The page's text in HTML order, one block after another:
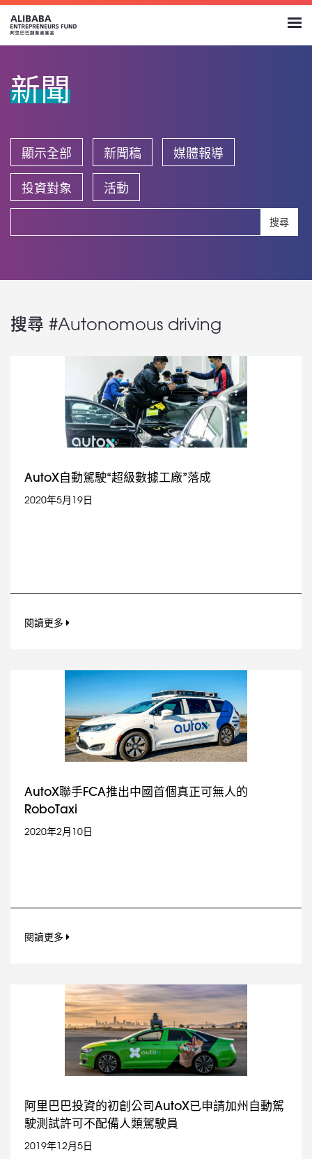
新聞
顯示全部 新聞稿 媒體報導
投資對象 活動
搜尋
搜尋 #Autonomous driving
AutoX自動駕駛“超級數據工廠”落成
2020年5月19日
閱讀更多
AutoX聯手FCA推出中國首個真正可無人的
RoboTaxi
2020年2月10日
閱讀更多
阿里巴巴投資的初創公司AutoX已申請加州自動駕
駛測試許可不配備人類駕駛員
2019年12月5日